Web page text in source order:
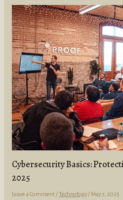
Cybersecurity Basics:
2025
Leave a Comment/ Technology/ May 7, 2025